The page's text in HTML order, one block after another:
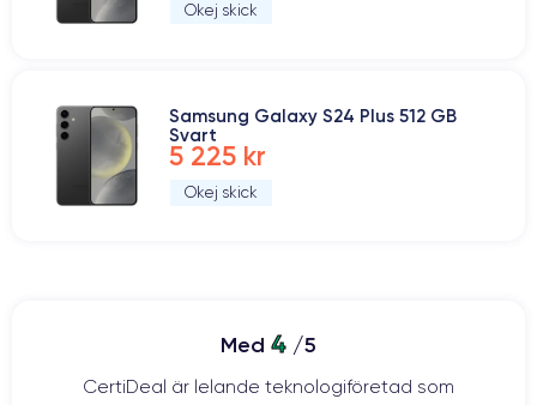
Okej skick
Samsung Galaxy S24 Plus 512 GB
Svart
5 225 kr
Okej skick
Med 4 /5
CertiDeal är lelande teknologiföretad som